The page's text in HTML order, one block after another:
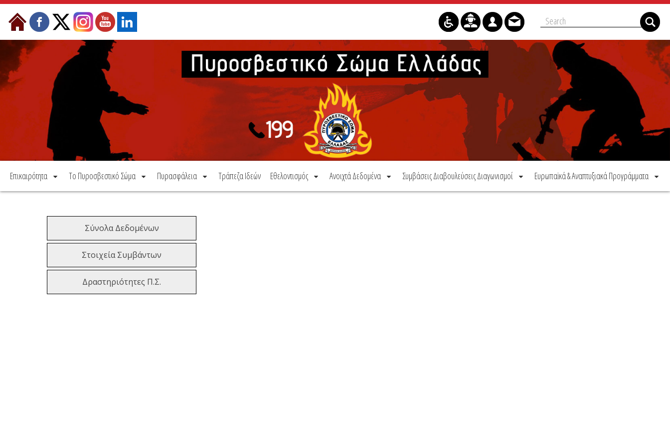
Μετάβαση στο περιεχόμενο
Επικαιρότητα Το Πυροσβεστικό Σώμα Πυρασφάλεια Τράπεζα Ιδεών Εθελοντισμός Ανοιχτά Δεδομένα Συμβάσεις Διαβουλεύσεις Διαγωνισμοί Ευρωπαϊκά & Αναπτυξιακά Προγράμματα
Σύνολα Δεδομένων
Στοιχεία Συμβάντων
Δραστηριότητες Π.Σ.